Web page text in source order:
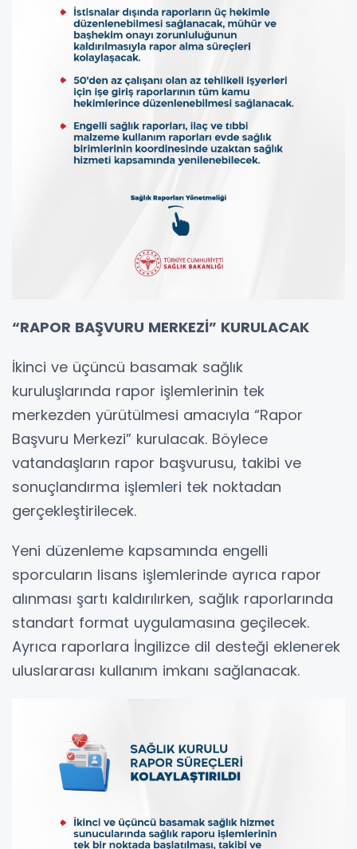
“RAPOR BAŞVURU MERKEZİ” KURULACAK
İkinci ve üçüncü basamak sağlık
kuruluşlarında rapor işlemlerinin tek
merkezden yürütülmesi amacıyla “Rapor
Başvuru Merkezi” kurulacak. Böylece
vatandaşların rapor başvurusu, takibi ve
sonuçlandırma işlemleri tek noktadan
gerçekleştirilecek.
Yeni düzenleme kapsamında engelli
sporcuların lisans işlemlerinde ayrıca rapor
alınması şartı kaldırılırken, sağlık raporlarında
standart format uygulamasına geçilecek.
Ayrıca raporlara İngilizce dil desteği eklenerek
uluslararası kullanım imkanı sağlanacak.